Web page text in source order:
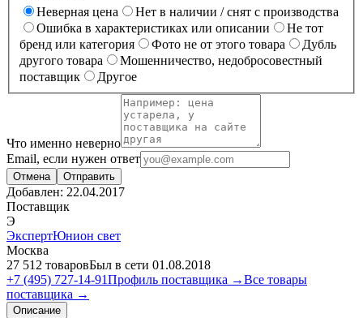
Неверная цена
Нет в наличии / снят с производства
Ошибка в характеристиках или описании
Не тот
бренд или категория
Фото не от этого товара
Дубль
другого товара
Мошенничество, недобросовестный
поставщик
Другое
Что именно неверно
Email, если нужен ответ
Отмена Отправить
Добавлен: 22.04.2017
Поставщик
Э
ЭкспертЮнион свет
Москва
27 512 товаровБыл в сети 01.08.2018
+7 (495) 727-14-91Профиль поставщика →Все товары
поставщика →
Описание